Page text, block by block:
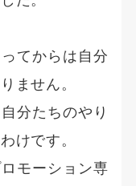
てからは自分
ません。
分たちのやり
けです。
モーション専